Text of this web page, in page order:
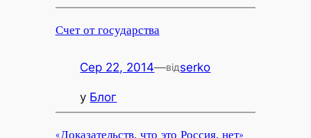
Счет от государства
Сер 22, 2014—відserko
у Блог